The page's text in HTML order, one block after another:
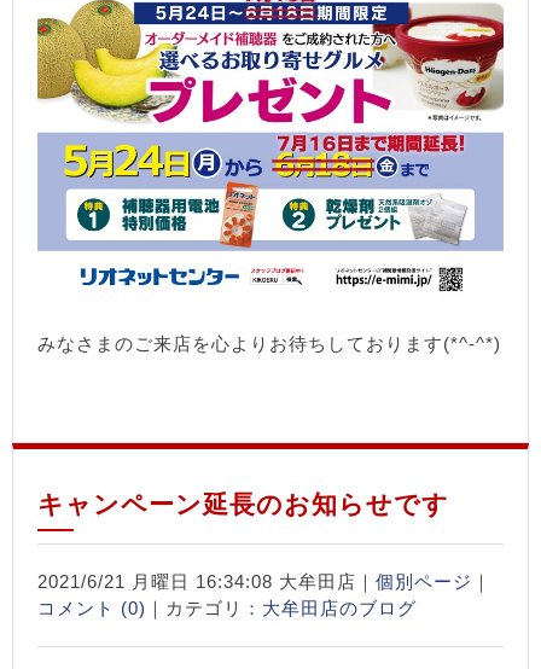
みなさまのご来店を心よりお待ちしております(*^-^*)
キャンペーン延長のお知らせです
2021/6/21 月曜日 16:34:08 大牟田店｜ 個別ページ ｜
コメント (0) ｜カテゴリ： 大牟田店のブログ